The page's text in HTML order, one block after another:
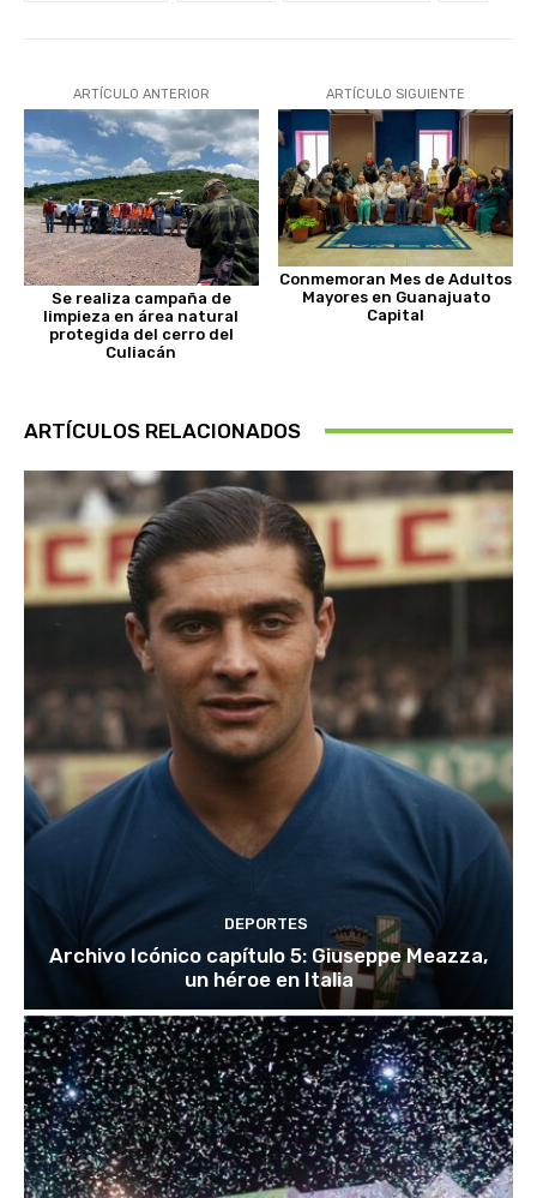
ARTÍCULO ANTERIOR
Se realiza campaña de
limpieza en área natural
protegida del cerro del
Culiacán
ARTÍCULO SIGUIENTE
Conmemoran Mes de Adultos
Mayores en Guanajuato
Capital
ARTÍCULOS RELACIONADOS
DEPORTES
Archivo Icónico capítulo 5: Giuseppe Meazza,
un héroe en Italia